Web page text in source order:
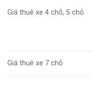
Giá thuê xe 4 chỗ, 5 chỗ
Giá thuê xe 7 chỗ